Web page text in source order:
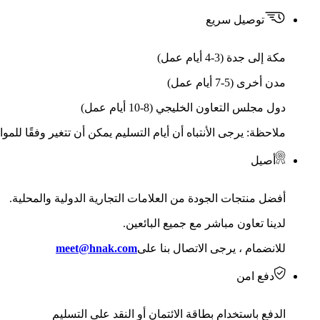
توصيل سريع
مكة إلى جدة (3-4 أيام عمل)
مدن أخرى (5-7 أيام عمل)
دول مجلس التعاون الخليجي (8-10 أيام عمل)
ملاحظة: يرجى الأنتباه أن أيام التسليم يمكن أن تتغير وفقًا
أصيل
أفضل منتجات الجودة من العلامات التجارية الدولية والمحلية.
لدينا تعاون مباشر مع جميع البائعين.
للانضمام ، يرجى الاتصال بنا علىmeet@hnak.com
دفع امن
الدفع باستخدام بطاقة الائتمان أو النقد على التسليم